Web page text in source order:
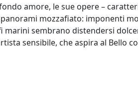
amore, le sue opere –
mozzafiato: imponenti
sembrano distendersi
sensibile, che aspira al Bello